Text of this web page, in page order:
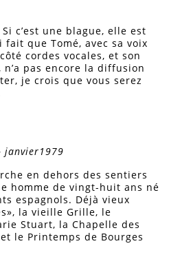
c’est une blague, elle est
fait que Tomé, avec sa voix
cordes vocales, et son
pas encore la diffusion
je crois que vous serez
janvier1979
en dehors des sentiers
homme de vingt-huit ans né
espagnols. Déjà vieux
la vieille Grille, le
Stuart, la Chapelle des
le Printemps de Bourges